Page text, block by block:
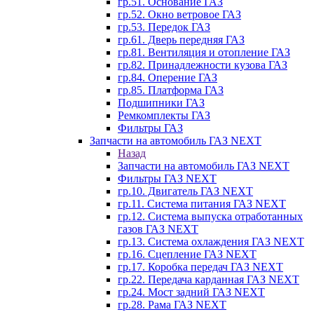
гр.52. Окно ветровое ГАЗ
гр.53. Передок ГАЗ
гр.61. Дверь передняя ГАЗ
гр.81. Вентиляция и отопление ГАЗ
гр.82. Принадлежности кузова ГАЗ
гр.84. Оперение ГАЗ
гр.85. Платформа ГАЗ
Подшипники ГАЗ
Ремкомплекты ГАЗ
Фильтры ГАЗ
Запчасти на автомобиль ГАЗ NEXT
Назад
Запчасти на автомобиль ГАЗ NEXT
Фильтры ГАЗ NEXT
гр.10. Двигатель ГАЗ NEXT
гр.11. Система питания ГАЗ NEXT
гр.12. Система выпуска отработанных
газов ГАЗ NEXT
гр.13. Система охлаждения ГАЗ NEXT
гр.16. Сцепление ГАЗ NEXT
гр.17. Коробка передач ГАЗ NEXT
гр.22. Передача карданная ГАЗ NEXT
гр.24. Мост задний ГАЗ NEXT
гр.28. Рама ГАЗ NEXT